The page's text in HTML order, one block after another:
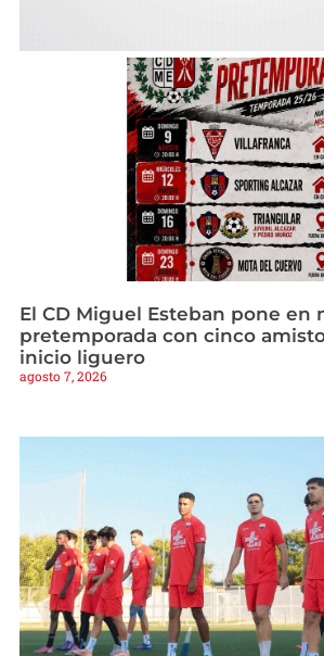
El CD Miguel Esteban pone en
pretemporada con cinco
inicio liguero
agosto 7, 2026